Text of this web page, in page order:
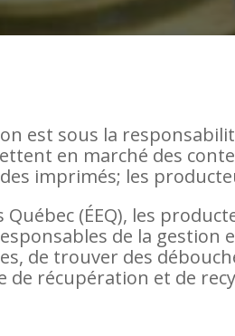
est sous la
en marché des
imprimés; les
Québec (ÉEQ), les
de la gestion
de trouver des
de récupération et de